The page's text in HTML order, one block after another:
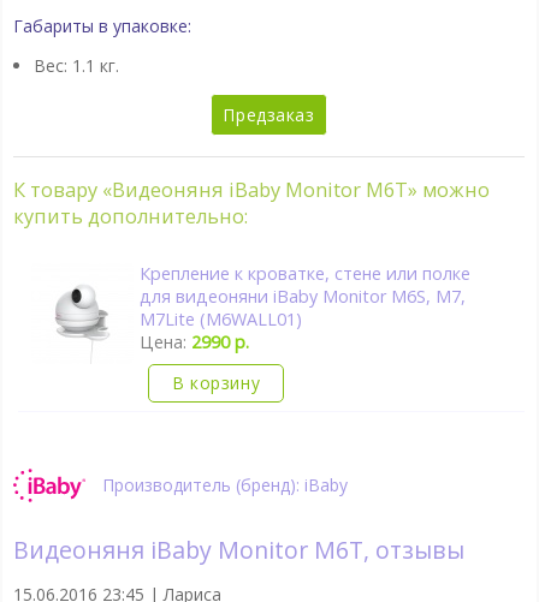
Габариты в упаковке:
Вес: 1.1 кг.
Предзаказ
К товару «Видеоняня iBaby Monitor M6T» можно
купить дополнительно:
Крепление к кроватке, стене или полке
для видеоняни iBaby Monitor M6S, M7,
M7Lite (M6WALL01)
Цена: 2990 р.
В корзину
Производитель (бренд): iBaby
Видеоняня iBaby Monitor M6T, отзывы
15.06.2016 23:45 | Лариса